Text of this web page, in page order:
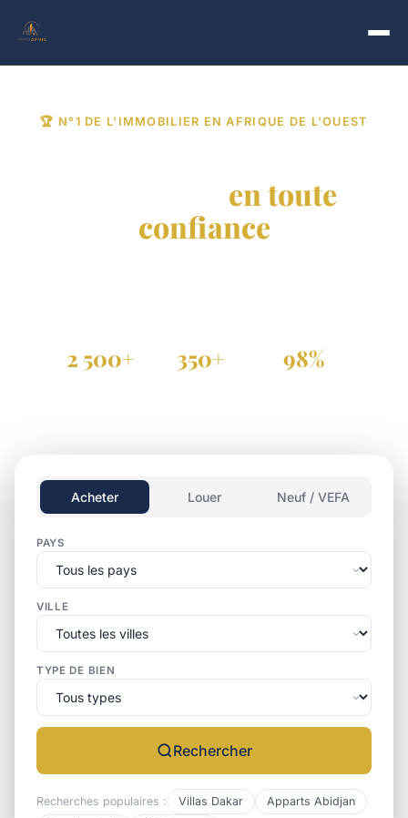
🏆 N°1 DE L'IMMOBILIER EN AFRIQUE DE L'OUEST
en toute
confiance
2 500+ 350+ 98%
Acheter Louer Neuf / VEFA
PAYS
VILLE
TYPE DE BIEN
Rechercher
Recherches populaires : Villas Dakar
Apparts Abidjan